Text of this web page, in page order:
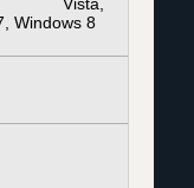
Vista,
Windows 8